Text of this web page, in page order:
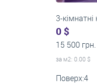
3-
0 $
18 000 грн.
за м2: 0.00 $
Поверх:1